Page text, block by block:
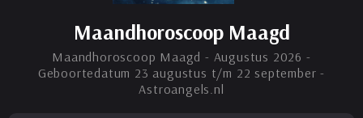
Maandhoroscoop Maagd
Maandhoroscoop Maagd - Augustus 2026 -
Geboortedatum 23 augustus t/m 22 september -
Astroangels.nl